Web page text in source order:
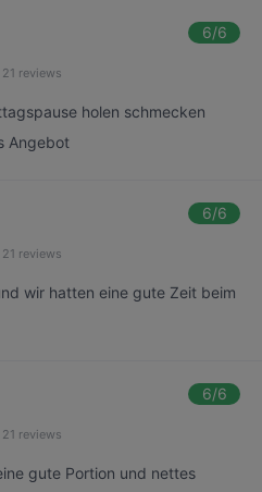
6/6
21 reviews
holen schmecken
Angebot
6/6
21 reviews
wir hatten eine gute Zeit beim
6/6
21 reviews
gute Portion und nettes